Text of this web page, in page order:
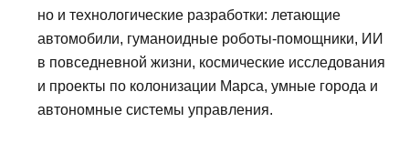
но и технологические разработки: летающие
автомобили, гуманоидные роботы-помощники, ИИ
в повседневной жизни, космические исследования
и проекты по колонизации Марса, умные города и
автономные системы управления.